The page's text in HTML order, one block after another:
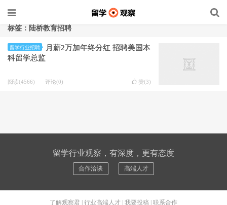
标签：陆桥教育招聘
留学行业招聘
月薪2万加年终分红 招聘美国本
科留学总监
阅读(4566) 评论(0) 赞(3)
留学行业观察，有深度，更有态度
合作洽谈 高端人才
了解观察君 行业高端人才 我要投稿 联系合作